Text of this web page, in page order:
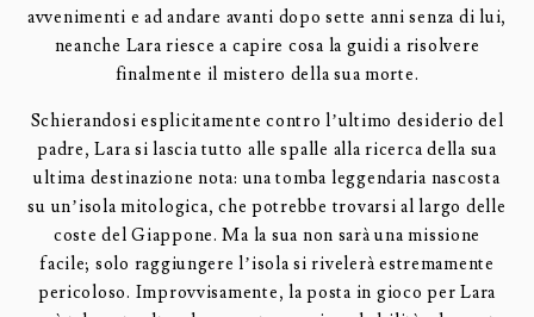
avvenimenti e ad andare avanti dopo sette anni senza di lui,
neanche Lara riesce a capire cosa la guidi a risolvere
finalmente il mistero della sua morte.
Schierandosi esplicitamente contro l’ultimo desiderio del
padre, Lara si lascia tutto alle spalle alla ricerca della sua
ultima destinazione nota: una tomba leggendaria nascosta
su un’isola mitologica, che potrebbe trovarsi al largo delle
coste del Giappone. Ma la sua non sarà una missione
facile; solo raggiungere l’isola si rivelerà estremamente
pericoloso. Improvvisamente, la posta in gioco per Lara